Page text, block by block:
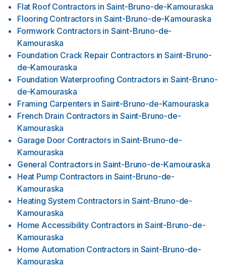
Flat Roof Contractors in Saint-Bruno-de-Kamouraska
Flooring Contractors in Saint-Bruno-de-Kamouraska
Formwork Contractors in Saint-Bruno-de-
Kamouraska
Foundation Crack Repair Contractors in Saint-Bruno-
de-Kamouraska
Foundation Waterproofing Contractors in Saint-Bruno-
de-Kamouraska
Framing Carpenters in Saint-Bruno-de-Kamouraska
French Drain Contractors in Saint-Bruno-de-
Kamouraska
Garage Door Contractors in Saint-Bruno-de-
Kamouraska
General Contractors in Saint-Bruno-de-Kamouraska
Heat Pump Contractors in Saint-Bruno-de-
Kamouraska
Heating System Contractors in Saint-Bruno-de-
Kamouraska
Home Accessibility Contractors in Saint-Bruno-de-
Kamouraska
Home Automation Contractors in Saint-Bruno-de-
Kamouraska